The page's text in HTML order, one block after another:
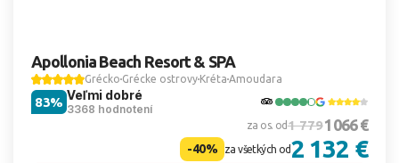
Apollonia Beach Resort & SPA
Grécko Grécke ostrovy Kréta Amoudara
Veľmi dobré
3368 hodnotení
83%
za os. od1 7791 066 €
-40% za všetkých od2 132 €